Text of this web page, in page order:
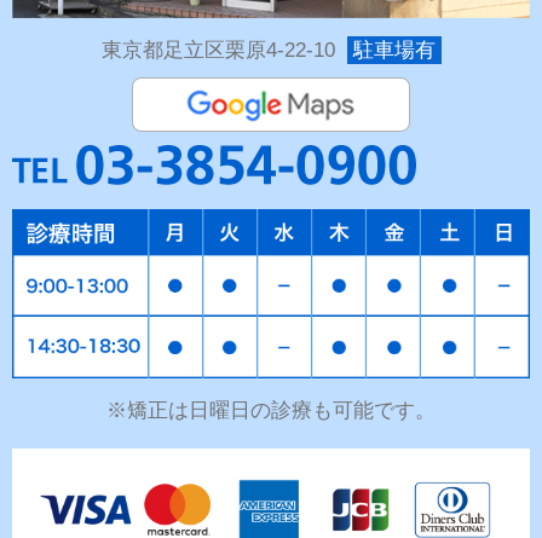
東京都足立区栗原4-22-10 駐車場有
※矯正は日曜日の診療も可能です。